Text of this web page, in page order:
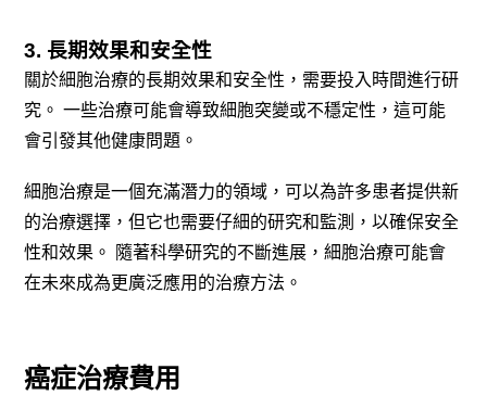
3. 長期效果和安全性
關於細胞治療的長期效果和安全性，需要投入時間進行研
究。 一些治療可能會導致細胞突變或不穩定性，這可能
會引發其他健康問題。
細胞治療是一個充滿潛力的領域，可以為許多患者提供新
的治療選擇，但它也需要仔細的研究和監測，以確保安全
性和效果。 隨著科學研究的不斷進展，細胞治療可能會
在未來成為更廣泛應用的治療方法。
癌症治療費用